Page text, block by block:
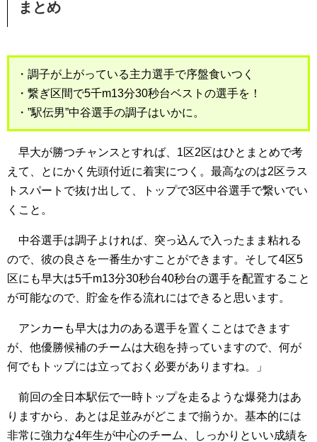
まとめ
・調子が上がっている主力選手で序盤食いつく
・繋ぎ区間で5千m13分30秒台ベストの選手を！
・”駅伝男”中谷選手の調子はいかに。
早大が勝つチャンスとすれば、1区2区はひとまとめで考
えて、とにかく先頭付近に着実につく。最高なのは2区ラス
トスパートで抜け出して、トップで3区中谷選手で繋いでい
くこと。
中谷選手は調子よければ、突っ込んで入ったまま粘れる
ので、彼の良さを一番生かすことができます。そして4区5
区にも早大は5千m13分30秒台40秒台の選手を配置すること
が可能なので、貯金を作る流れにはできると思います。
アンカーも早大は力のある選手を置くことはできます
が、他優勝候補のチームは大砲を持っていますので、何が
何でもトップには立っておく必要がありますね。」
前回の全日本駅伝で一時トップを走るような爆発力はあ
りますから、あとは足並みがどこまで揃うか。基本的には
非常に強力な4年生が中心のチーム、しっかりといい成績を